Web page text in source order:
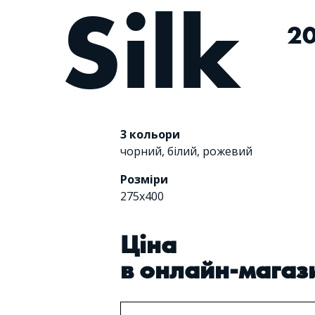
Silk
3 кольори
чорний,білий, рожевий
Розміри
275х400
Цiна
в онлайн-